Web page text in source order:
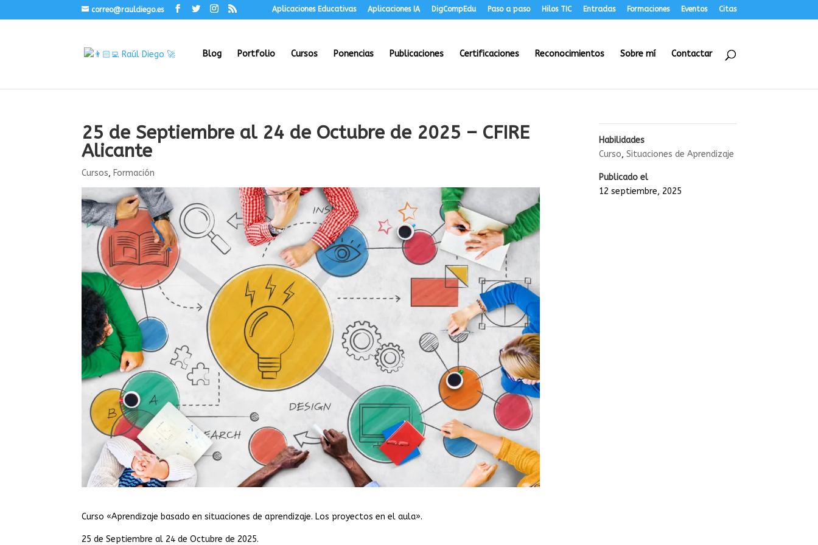
correo@rauldiego.es Aplicaciones Educativas Aplicaciones IA DigCompEdu Paso a paso Hilos TIC Entradas Formaciones Eventos Citas
Blog Portfolio Cursos Ponencias Publicaciones Certificaciones Reconocimientos Sobre mí Contactar
25 de Septiembre al 24 de Octubre de 2025 – CFIRE
Alicante
Cursos, Formación
Curso «Aprendizaje basado en situaciones de aprendizaje. Los proyectos en el aula».
25 de Septiembre al 24 de Octubre de 2025.
Habilidades
Curso, Situaciones de Aprendizaje
Publicado el
12 septiembre, 2025